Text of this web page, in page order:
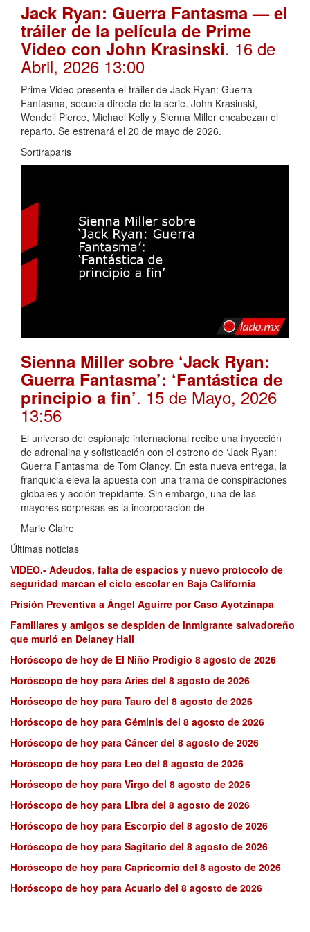
Jack Ryan: Guerra Fantasma — el
tráiler de la película de Prime
Video con John Krasinski. 16 de
Abril, 2026 13:00
Prime Video presenta el tráiler de Jack Ryan: Guerra
Fantasma, secuela directa de la serie. John Krasinski,
Wendell Pierce, Michael Kelly y Sienna Miller encabezan el
reparto. Se estrenará el 20 de mayo de 2026.
Sortiraparis
Sienna Miller sobre ‘Jack Ryan:
Guerra Fantasma’: ‘Fantástica de
principio a fin’. 15 de Mayo, 2026
13:56
El universo del espionaje internacional recibe una inyección
de adrenalina y sofisticación con el estreno de ‘Jack Ryan:
Guerra Fantasma‘ de Tom Clancy. En esta nueva entrega, la
franquicia eleva la apuesta con una trama de conspiraciones
globales y acción trepidante. Sin embargo, una de las
mayores sorpresas es la incorporación de
Marie Claire
Últimas noticias
VIDEO.- Adeudos, falta de espacios y nuevo protocolo de
seguridad marcan el ciclo escolar en Baja California
Prisión Preventiva a Ángel Aguirre por Caso Ayotzinapa
Familiares y amigos se despiden de inmigrante salvadoreño
que murió en Delaney Hall
Horóscopo de hoy de El Niño Prodigio 8 agosto de 2026
Horóscopo de hoy para Aries del 8 agosto de 2026
Horóscopo de hoy para Tauro del 8 agosto de 2026
Horóscopo de hoy para Géminis del 8 agosto de 2026
Horóscopo de hoy para Cáncer del 8 agosto de 2026
Horóscopo de hoy para Leo del 8 agosto de 2026
Horóscopo de hoy para Virgo del 8 agosto de 2026
Horóscopo de hoy para Libra del 8 agosto de 2026
Horóscopo de hoy para Escorpio del 8 agosto de 2026
Horóscopo de hoy para Sagitario del 8 agosto de 2026
Horóscopo de hoy para Capricornio del 8 agosto de 2026
Horóscopo de hoy para Acuario del 8 agosto de 2026